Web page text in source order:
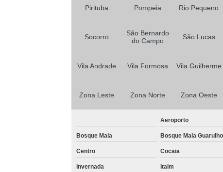
Pirituba Pompeia Rio Pequeno
Socorro
São Bernardo
do Campo
São Lucas
Vila Andrade Vila Formosa Vila Guilherme
Zona Leste Zona Norte Zona Oeste
Aeroporto
Bosque Maia Bosque Maia
Centro Cocaia
Invernada Itaim